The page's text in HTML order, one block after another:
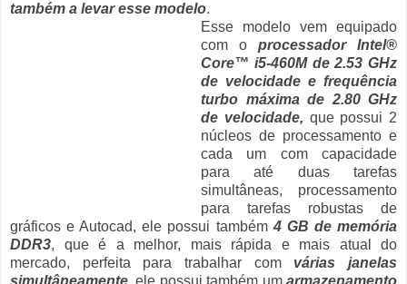
também a levar esse modelo.
Esse modelo vem equipado
com o processador Intel®
Core™ i5-460M de 2.53 GHz
de velocidade e frequência
turbo máxima de 2.80 GHz
de velocidade, que possui 2
núcleos de processamento e
cada um com capacidade
para até duas tarefas
simultâneas, processamento
para tarefas robustas de
gráficos e Autocad, ele possui também4 GB de memória
DDR3, que é a melhor, mais rápida e mais atual do
mercado, perfeita para trabalhar com várias janelas